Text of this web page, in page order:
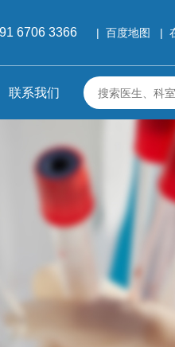
百度地图
6706 3366
联系我们